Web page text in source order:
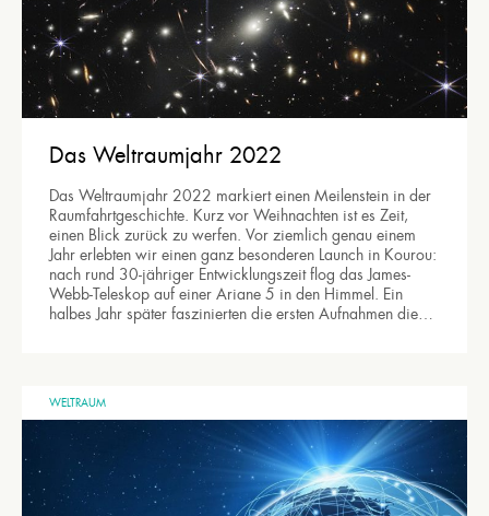
Das Weltraumjahr 2022
Das Weltraumjahr 2022 markiert einen Meilenstein in der
Raumfahrtgeschichte. Kurz vor Weihnachten ist es Zeit,
einen Blick zurück zu werfen. Vor ziemlich genau einem
Jahr erlebten wir einen ganz besonderen Launch in Kourou:
nach rund 30-jähriger Entwicklungszeit flog das James-
Webb-Teleskop auf einer Ariane 5 in den Himmel. Ein
halbes Jahr später faszinierten die ersten Aufnahmen die…
WELTRAUM